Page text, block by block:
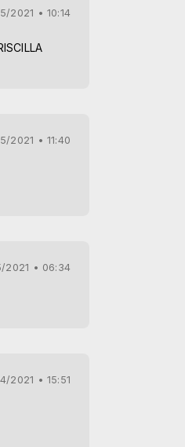
2021 • 10:14
2021 • 11:40
2021 • 06:34
2021 • 15:51